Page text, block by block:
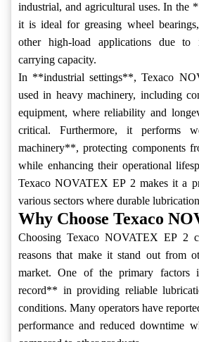
industrial, and agricultural uses. In the
it is ideal for greasing wheel
other high-load applications due to
carrying capacity.
In **industrial settings**, Texaco
used in heavy machinery, including
equipment, where reliability and
critical. Furthermore, it performs
machinery**, protecting components
while enhancing their operational
Texaco NOVATEX EP 2 makes it a
various sectors where durable
Why Choose Texaco
Choosing Texaco NOVATEX EP 2
reasons that make it stand out from
market. One of the primary factors
record** in providing reliable
conditions. Many operators have
performance and reduced downtime